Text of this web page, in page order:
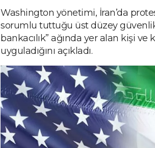
Washington yönetimi, İran’da
sorumlu tuttuğu üst düzey
bankacılık” ağında yer alan kişi ve
uyguladığını açıkladı.